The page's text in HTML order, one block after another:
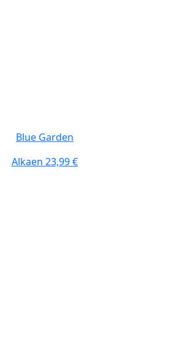
Blue Garden
Alkaen 23,99 €